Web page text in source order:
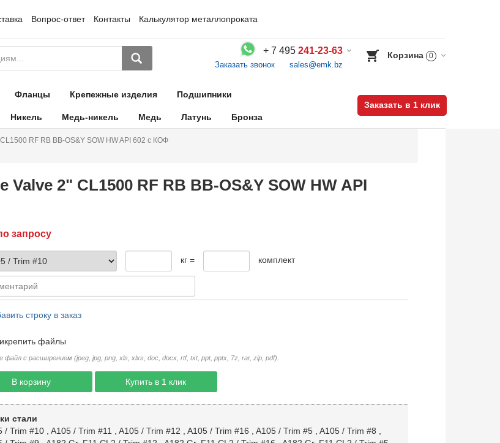
Вопрос-ответ Контакты Калькулятор металлопроката
+ 7 495 241-23-63
Заказать звонок sales@emk.bz
Корзина 0
Фланцы Крепежные изделия Подшипники
Никель Медь-никель Медь Латунь Бронза
Заказать в 1 клик
RF RB BB-OS&Y SOW HW API 602 с КОФ
2" CL1500 RF RB BB-OS&Y SOW HW API
запросу
кг = комплект
строку в заказ
файлы
файл с расширением (jpeg, jpg, png, xls, xlxs, doc, docx, rtf, txt, ppt, pptx, 7z, rar, zip, pdf).
В корзину Купить в 1 клик
стали
/ Trim #10, A105 / Trim #11 A105 / Trim #12 A105 / Trim #16 A105 / Trim #5, A105 / Trim #8